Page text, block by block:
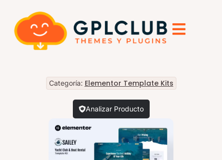
Categoría: Elementor Template Kits
Analizar Producto